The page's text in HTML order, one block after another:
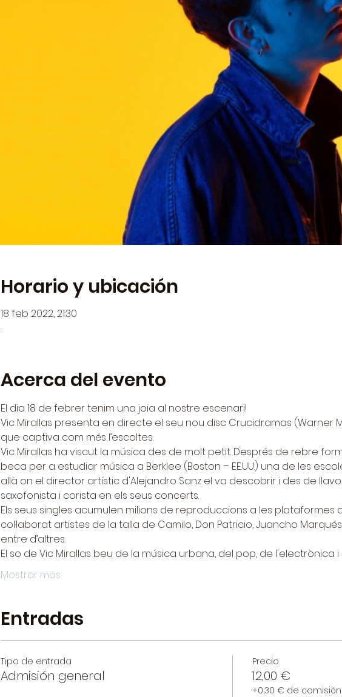
Horario y ubicación
18 feb 2022, 21:30
.
Acerca del evento
El dia 18 de febrer tenim una joia al nostre escenari!
Vic Mirallas presenta en directe el seu nou disc Crucidramas (Warner
que captiva com més l’escoltes.
Vic Mirallas ha viscut la música des de molt petit. Després de rebre
beca per a estudiar música a Berklee (Boston – EE.UU.) una de les
allà on el director artístic d'Alejandro Sanz el va descobrir i des de
saxofonista i corista en els seus concerts.
Els seus singles acumulen milions de reproduccions a les plataformes
col·laborat artistes de la talla de Camilo, Don Patricio, Juancho
entre d’altres.
El so de Vic Mirallas beu de la música urbana, del pop, de l'electrònica i
Mostrar más
Entradas
Tipo de entrada
Admisión general
Precio
12,00 €
+0,30 € de